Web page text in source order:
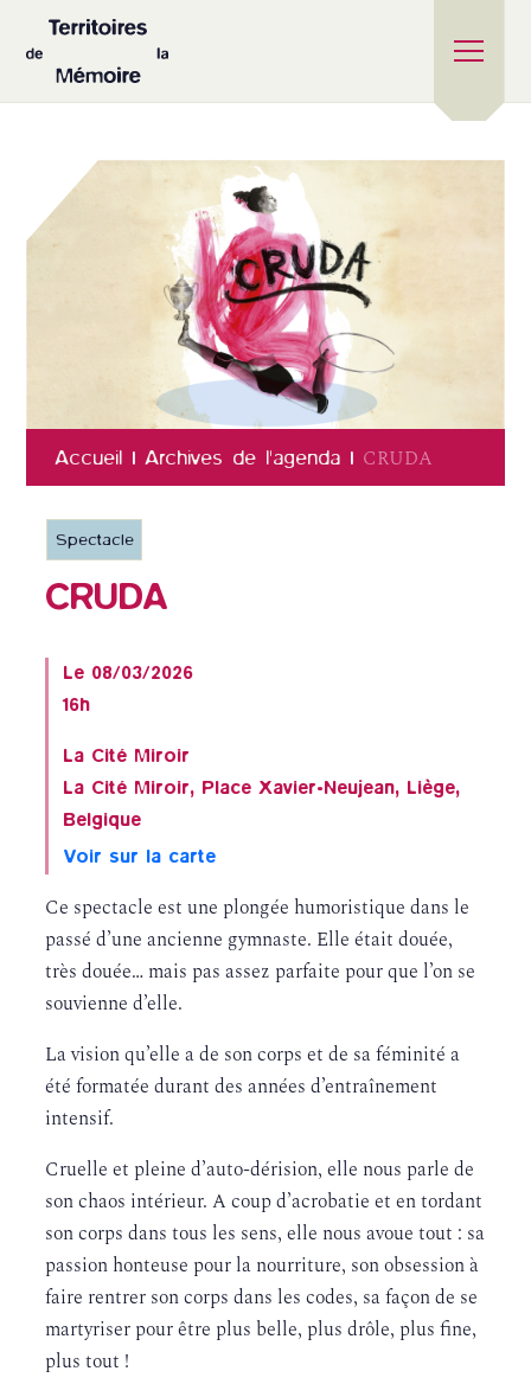
Accueil Archives de l'agenda CRUDA
Spectacle
CRUDA
Le 08/03/2026
16h
La Cité Miroir
La Cité Miroir, Place Xavier-Neujean, Liège,
Belgique
Voir sur la carte
Ce spectacle est une plongée humoristique dans le
passé d’une ancienne gymnaste. Elle était douée,
très douée… mais pas assez parfaite pour que l’on se
souvienne d’elle.
La vision qu’elle a de son corps et de sa féminité a
été formatée durant des années d’entraînement
intensif.
Cruelle et pleine d’auto-dérision, elle nous parle de
son chaos intérieur. A coup d’acrobatie et en tordant
son corps dans tous les sens, elle nous avoue tout : sa
passion honteuse pour la nourriture, son obsession à
faire rentrer son corps dans les codes, sa façon de se
martyriser pour être plus belle, plus drôle, plus fine,
plus tout !